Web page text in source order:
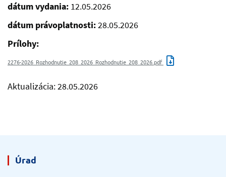
dátum vydania: 12.05.2026
dátum právoplatnosti:28.05.2026
Prílohy:
2276-2026_Rozhodnutie_208_2026_Rozhodnutie_208_2026.pdf
Aktualizácia: 28.05.2026
Úrad